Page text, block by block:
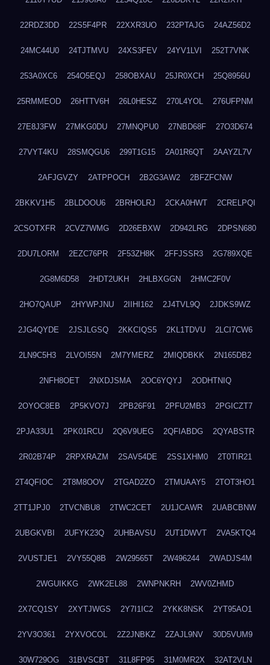
22RDZ3DD 22S5F4PR 22XXR3UO 232PTAJG 24AZ56D2
24MC44U0 24TJTMVU 24XS3FEV 24YV1LVI 252T7VNK
253A0XC6 254O5EQJ 258OBXAU 25JR0XCH 25Q8956U
25RMMEOD 26HTTV6H 26L0HESZ 270L4YOL 276UFPNM
27E8J3FW 27MKG0DU 27MNQPU0 27NBD68F 27O3D674
27VYT4KU 28SMQGU6 299T1G15 2A01R6QT 2AAYZL7V
2AFJGVZY 2ATPPOCH 2B2G3AW2 2BFZFCNW
2BKKV1H5 2BLDOOU6 2BRHOLRJ 2CKA0HWT 2CRELPQI
2CSOTXFR 2CVZ7WMG 2D26EBXW 2D942LRG 2DPSN680
2DU7LORM 2EZC76PR 2F53ZH8K 2FFJSSR3 2G789XQE
2G8M6D58 2HDT2UKH 2HLBXGGN 2HMC2F0V
2HO7QAUP 2HYWPJNU 2IIHI162 2J4TVL9Q 2JDKS9WZ
2JG4QYDE 2JSJLGSQ 2KKCIQS5 2KL1TDVU 2LCI7CW6
2LN9C5H3 2LVOI55N 2M7YMERZ 2MIQDBKK 2N165DB2
2NFH8OET 2NXDJSMA 2OC6YQYJ 2ODHTNIQ
2OYOC8EB 2P5KVO7J 2PB26F91 2PFU2MB3 2PGICZT7
2PJA33U1 2PK01RCU 2Q6V9UEG 2QFIABDG 2QYABSTR
2R02B74P 2RPXRAZM 2SAV54DE 2SS1XHM0 2T0TIR21
2T4QFIOC 2T8M8OOV 2TGAD2ZO 2TMUAAY5 2TOT3HO1
2TT1JPJ0 2TVCNBU8 2TWC2CET 2U1JCAWR 2UABCBNW
2UBGKVBI 2UFYK23Q 2UHBAVSU 2UT1DWVT 2VA5KTQ4
2VUSTJE1 2VY55Q8B 2W29565T 2W496244 2WADJS4M
2WGUIKKG 2WK2EL88 2WNPNKRH 2WV0ZHMD
2X7CQ1SY 2XYTJWGS 2Y7I1IC2 2YKK8NSK 2YT95AO1
2YV3O361 2YXVOCOL 2Z2JNBKZ 2ZAJL9NV 30D5VUM9
30W729OG 31BVSCBT 31L8FP95 31M0MR2X 32AT2VLN